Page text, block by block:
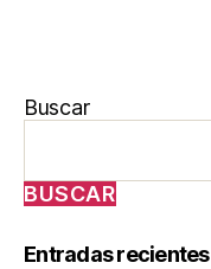
Buscar
BUSCAR
Entradas recientes